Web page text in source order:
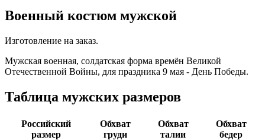
Военный костюм мужской
Изготовление на заказ.
Мужская военная, солдатская форма времён Великой
Отечественной Войны, для праздника 9 мая - День Победы.
Таблица мужских размеров
Российский
размер
Обхват
груди
Обхват
талии
Обхват
бедер